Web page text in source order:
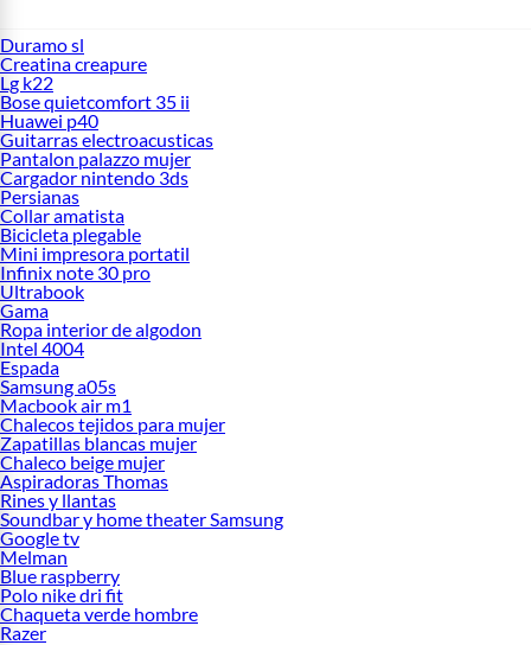
Duramo sl
Creatina creapure
Lg k22
Bose quietcomfort 35 ii
Huawei p40
Guitarras electroacusticas
Pantalon palazzo mujer
Cargador nintendo 3ds
Persianas
Collar amatista
Bicicleta plegable
Mini impresora portatil
Infinix note 30 pro
Ultrabook
Gama
Ropa interior de algodon
Intel 4004
Espada
Samsung a05s
Macbook air m1
Chalecos tejidos para mujer
Zapatillas blancas mujer
Chaleco beige mujer
Aspiradoras Thomas
Rines y llantas
Soundbar y home theater Samsung
Google tv
Melman
Blue raspberry
Polo nike dri fit
Chaqueta verde hombre
Razer